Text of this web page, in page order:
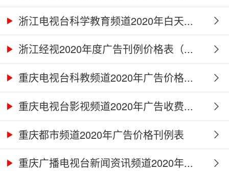
浙江电视台科学教育频道2020年白天...
浙江经视2020年度广告刊例价格表（...
重庆电视台科教频道2020年广告价格...
重庆电视台影视频道2020年广告收费...
重庆都市频道2020年广告价格刊例表
重庆广播电视台新闻资讯频道2020年...